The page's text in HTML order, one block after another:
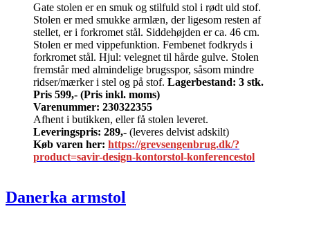
Gate stolen er en smuk og stilfuld stol i rødt uld stof.
Stolen er med smukke armlæn, der ligesom resten af
stellet, er i forkromet stål. Siddehøjden er ca. 46 cm.
Stolen er med vippefunktion. Fembenet fodkryds i
forkromet stål. Hjul: velegnet til hårde gulve. Stolen
fremstår med almindelige brugsspor, såsom mindre
ridser/mærker i stel og på stof. Lagerbestand: 3 stk.
Pris 599,- (Pris inkl. moms)
Varenummer: 230322355
Afhent i butikken, eller få stolen leveret.
Leveringspris: 289,- (leveres delvist adskilt)
Køb varen her: https://grevsengenbrug.dk/?
product=savir-design-kontorstol-konferencestol
Danerka armstol